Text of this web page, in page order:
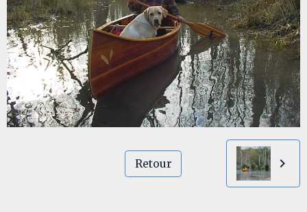
Retour